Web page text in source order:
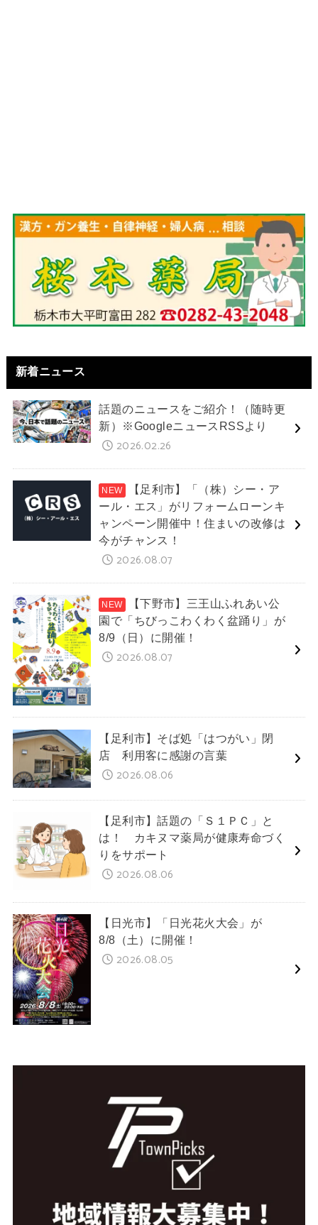
新着ニュース
話題のニュースをご紹介！（随時更
新）※GoogleニュースRSSより
2026.02.26
【足利市】「（株）シー・ア
ール・エス」がリフォームローンキ
ャンペーン開催中！住まいの改修は
今がチャンス！
2026.08.07
【下野市】三王山ふれあい公
園で「ちびっこわくわく盆踊り」が
8/9（日）に開催！
2026.08.07
【足利市】そば処「はつがい」閉
店 利用客に感謝の言葉
2026.08.06
【足利市】話題の「Ｓ１ＰＣ」と
は！ カキヌマ薬局が健康寿命づく
りをサポート
2026.08.06
【日光市】「日光花火大会」が
8/8（土）に開催！
2026.08.05